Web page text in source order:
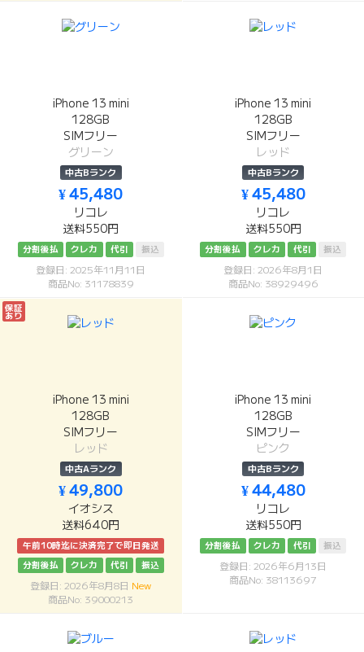
iPhone 13 mini
128GB
SIMフリー
グリーン
中古Bランク
¥ 45,480
リコレ
送料550円
分割後払 クレカ 代引 振込
登録日: 2025年11月11日
商品No: 31178839
iPhone 13 mini
128GB
SIMフリー
レッド
中古Bランク
¥ 45,480
リコレ
送料550円
分割後払 クレカ 代引 振込
登録日: 2026年8月1日
商品No: 38929496
保証
あり
iPhone 13 mini
128GB
SIMフリー
レッド
中古Aランク
¥ 49,800
イオシス
送料640円
午前10時迄に決済完了で即日発送
分割後払
クレカ 代引 振込
登録日: 2026年8月8日 New
商品No: 39000213
iPhone 13 mini
128GB
SIMフリー
ピンク
中古Bランク
¥ 44,480
リコレ
送料550円
分割後払 クレカ 代引 振込
登録日: 2026年6月13日
商品No: 38113697